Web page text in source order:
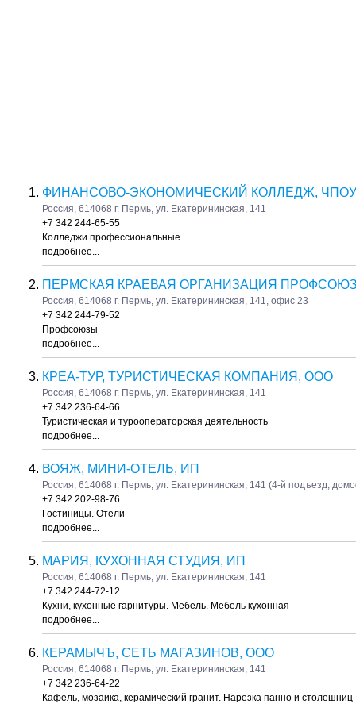
ФИНАНСОВО-ЭКОНОМИЧЕСКИЙ КОЛЛЕДЖ, ЧПОУ
Россия, 614068 г. Пермь, ул. Екатерининская, 141
+7 342 244-65-55
Колледжи профессиональные
подробнее...
ПЕРМСКАЯ КРАЕВАЯ ОРГАНИЗАЦИЯ
Россия, 614068 г. Пермь, ул. Екатерининская, 141, офис 23
+7 342 244-79-52
Профсоюзы
подробнее...
КРЕА-ТУР, ТУРИСТИЧЕСКАЯ КОМПАНИЯ, ООО
Россия, 614068 г. Пермь, ул. Екатерининская, 141
+7 342 236-64-66
Туристическая и турооператорская деятельность
подробнее...
ВОЯЖ, МИНИ-ОТЕЛЬ, ИП
Россия, 614068 г. Пермь, ул. Екатерининская, 141 (4-й подъезд,
+7 342 202-98-76
Гостиницы. Отели
подробнее...
МАРИЯ, КУХОННАЯ СТУДИЯ, ИП
Россия, 614068 г. Пермь, ул. Екатерининская, 141
+7 342 244-72-12
Кухни, кухонные гарнитуры. Мебель. Мебель кухонная
подробнее...
КЕРАМЫЧЪ, СЕТЬ МАГАЗИНОВ, ООО
Россия, 614068 г. Пермь, ул. Екатерининская, 141
+7 342 236-64-22
Кафель, мозаика, керамический гранит. Нарезка панно и столешниц